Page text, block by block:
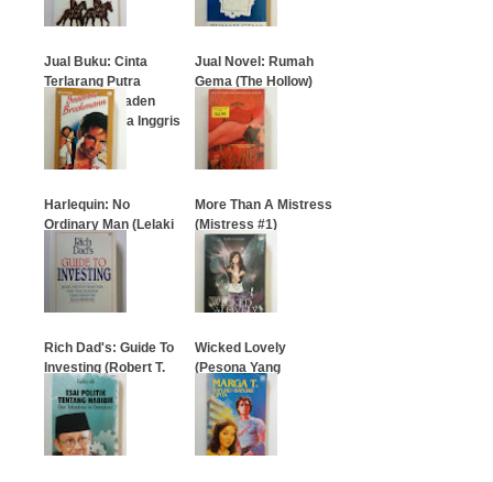
Jual Buku: Cinta
Terlarang Putra
Osama Bin Laden
Dengan Janda Inggris
Jual Novel: Rumah
Gema (The Hollow)
Harlequin: No
Ordinary Man (Lelaki
Misterius)
…
More Than A Mistress
(Mistress #1)
Rich Dad's: Guide To
Investing (Robert T.
Kiyosaki)
…
Wicked Lovely
(Pesona Yang
Menawan)
…